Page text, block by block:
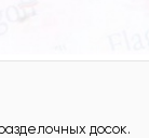
досок.